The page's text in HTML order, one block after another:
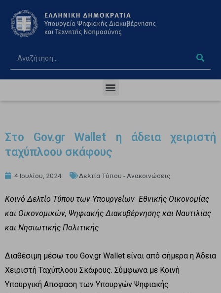
Στο Gov.gr Wallet η άδεια χειριστή
ταχύπλοου σκάφους
4 Ιουλίου, 2024 Δελτία Τύπου - Ανακοινώσεις
Κοινό Δελτίο Τύπου των Υπουργείων Εθνικής Οικονομίας
και Οικονομικών, Ψηφιακής Διακυβέρνησης και Ναυτιλίας
και Νησιωτικής Πολιτικής
Διαθέσιμη μέσω του Gov.gr Wallet είναι από σήμερα η Άδεια
Χειριστή Ταχύπλοου Σκάφους. Σύμφωνα με Κοινή
Υπουργική Απόφαση των Υπουργών Ψηφιακής